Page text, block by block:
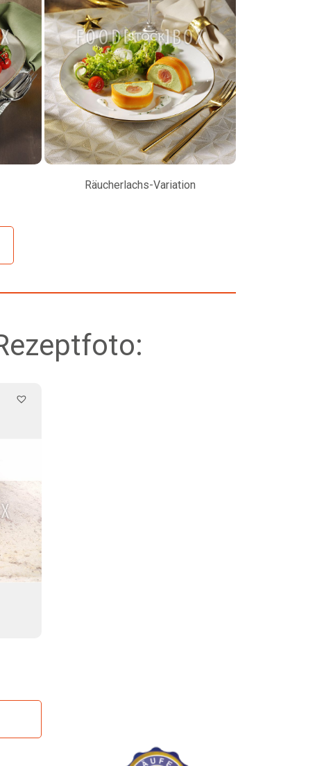
Räucherlachs-Variation